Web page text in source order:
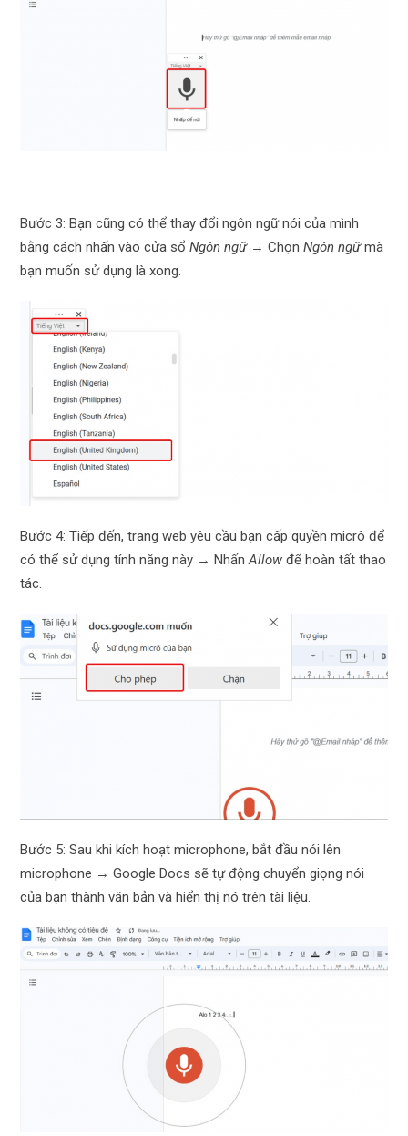
Bước 3: Bạn cũng có thể thay đổi ngôn ngữ nói của mình
bằng cách nhấn vào cửa sổNgôn ngữ → Chọn Ngôn ngữmà
bạn muốn sử dụng là xong.
Bước 4: Tiếp đến, trang web yêu cầu bạn cấp quyền micrô để
có thể sử dụng tính năng này → NhấnAllow để hoàn tất thao
tác.
Bước 5: Sau khi kích hoạt microphone, bắt đầu nói lên
microphone → Google Docs sẽ tự động chuyển giọng nói
của bạn thành văn bản và hiển thị nó trên tài liệu.